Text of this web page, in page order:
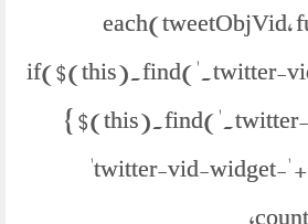
$.each(tweetObjVid,
if($(this).find('.twitter-
{
'twitter-vid-widget-'